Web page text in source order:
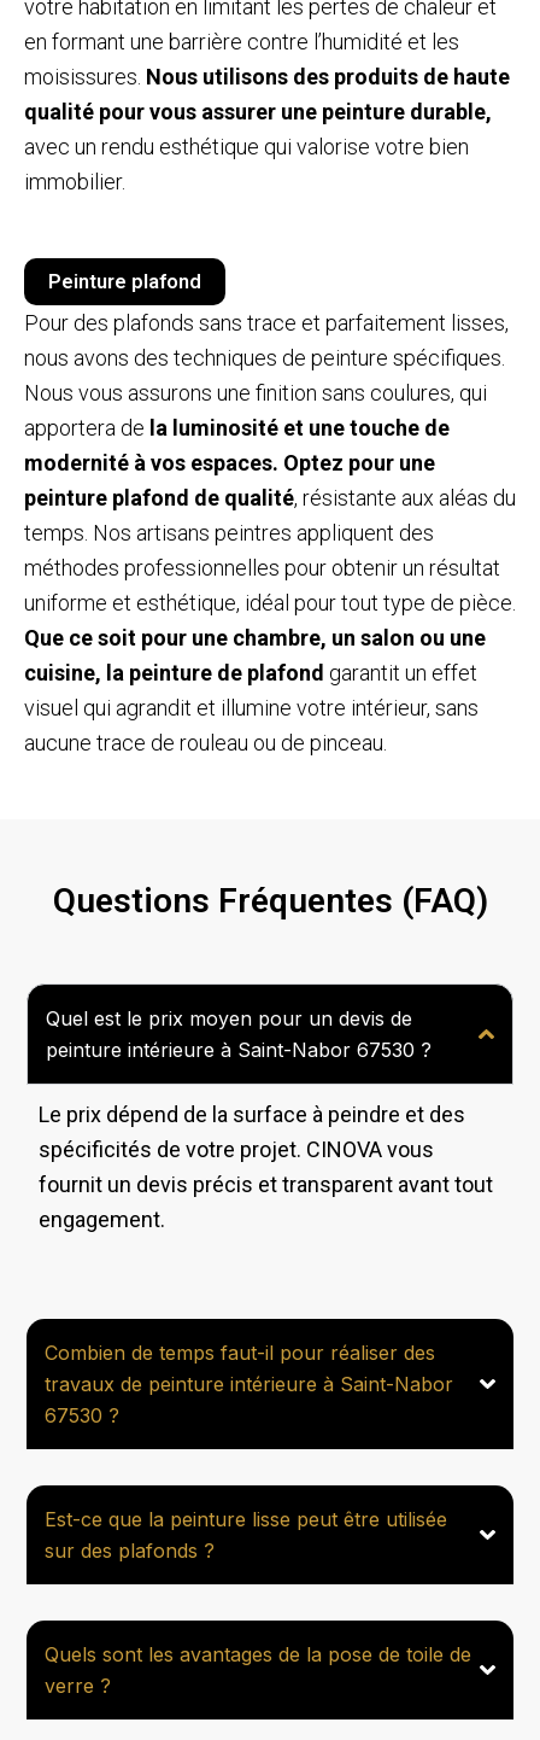
votre habitation en limitant les pertes de chaleur et
en formant une barrière contre l’humidité et les
moisissures. Nous utilisons des produits de haute
qualité pour vous assurer une peinture durable,
avec un rendu esthétique qui valorise votre bien
immobilier.
Peinture plafond
Pour des plafonds sans trace et parfaitement lisses,
nous avons des techniques de peinture spécifiques.
Nous vous assurons une finition sans coulures, qui
apportera de la luminosité et une touche de
modernité à vos espaces. Optez pour une
peinture plafond de qualité, résistante aux aléas du
temps. Nos artisans peintres appliquent des
méthodes professionnelles pour obtenir un résultat
uniforme et esthétique, idéal pour tout type de pièce.
Que ce soit pour une chambre, un salon ou une
cuisine, la peinture de plafond garantit un effet
visuel qui agrandit et illumine votre intérieur, sans
aucune trace de rouleau ou de pinceau.
Questions Fréquentes (FAQ)
Quel est le prix moyen pour un devis de
peinture intérieure à Saint-Nabor 67530 ?
Le prix dépend de la surface à peindre et des
spécificités de votre projet. CINOVA vous
fournit un devis précis et transparent avant tout
engagement.
Combien de temps faut-il pour réaliser des
travaux de peinture intérieure à Saint-Nabor
67530 ?
Est-ce que la peinture lisse peut être utilisée
sur des plafonds ?
Quels sont les avantages de la pose de toile de
verre ?